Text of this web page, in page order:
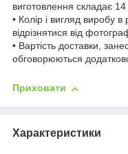
виготовлення складає
• Колір і вигляд виробу
відрізнятися від
• Вартість доставки,
обговорюються
Приховати
Характеристики